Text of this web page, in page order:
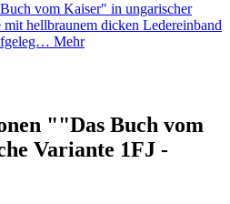
vom Kaiser" in ungarischer
mit hellbraunem dicken Ledereinband
Mehr
""Das Buch vom
Variante 1FJ -